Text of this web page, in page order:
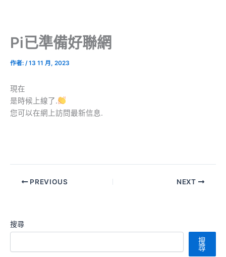
Pi已準備好聯網
作者: /13 11 月, 2023
現在
是時候上線了.
您可以在網上訪問最新信息.
PREVIOUS NEXT
搜尋
搜
尋